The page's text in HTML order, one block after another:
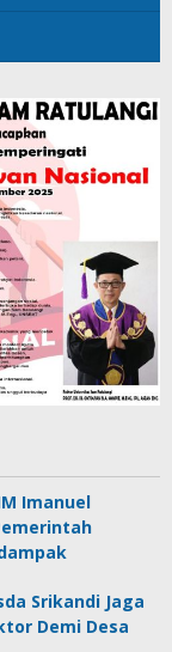
Imanuel
Srikandi Jaga
Demi Desa